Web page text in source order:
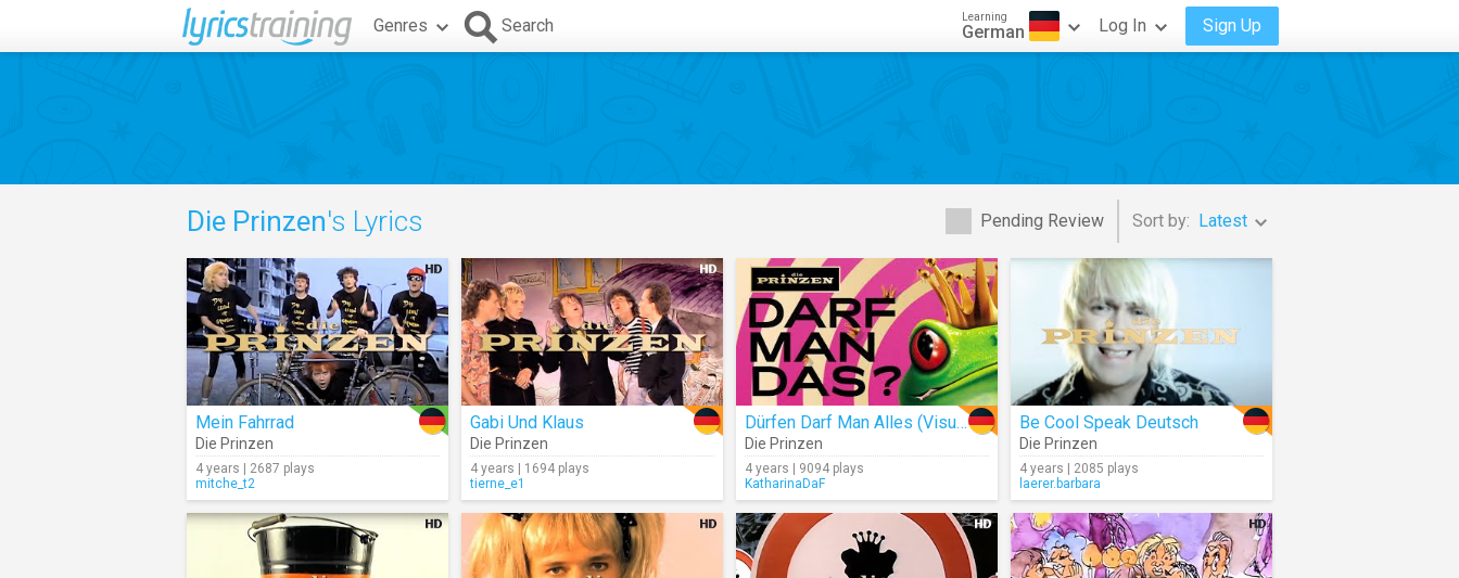
Genres Search Learning
German Log In Sign Up
Pending Review Sort by: Latest
Die Prinzen's Lyrics
Mein Fahrrad
Die Prinzen
4 years | 2687 plays
mitche_t2
Gabi Und Klaus
Die Prinzen
4 years | 1694 plays
tierne_e1
Dürfen Darf Man Alles (Visualizer)
Die Prinzen
4 years | 9094 plays
KatharinaDaF
Be Cool Speak Deutsch
Die Prinzen
4 years | 2085 plays
laerer.barbara